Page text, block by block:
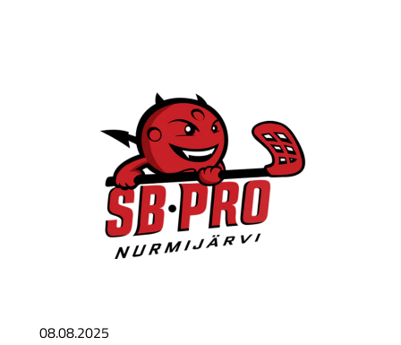
08.08.2025